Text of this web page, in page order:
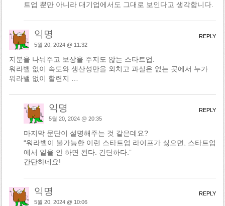
트업 뿐만 아니라 대기업에서도 그대로 보인다고 생각합니다.
익명
5월 20, 2024 @ 11:32
지분을 나눠주고 보상을 주지도 않는 스타트업.
워라밸 없이 속도와 생산성만을 외치고 과실은 없는 곳에서 누가
워라밸 없이 할련지 …
REPLY
익명
5월 20, 2024 @ 20:35
마지막 문단이 설명해주는 것 같은데요?
“워라밸이 불가능한 이런 스타트업 라이프가 싫으면, 스타트업
에서 일을 안 하면 된다. 간단하다.”
간단하네요!
REPLY
익명
5월 20, 2024 @ 10:06
REPLY